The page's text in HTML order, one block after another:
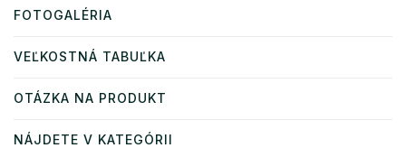
FOTOGALÉRIA
VEĽKOSTNÁ TABUĽKA
OTÁZKA NA PRODUKT
NÁJDETE V KATEGÓRII